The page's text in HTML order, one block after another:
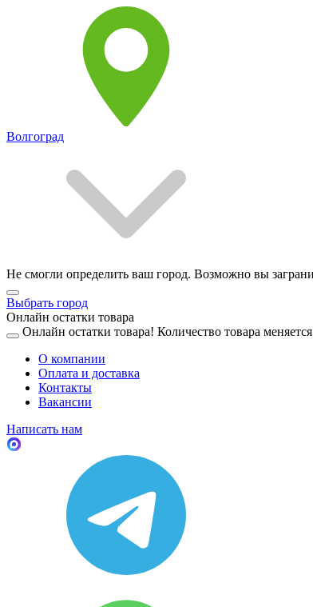
Волгоград
Не смогли определить ваш город. Возможно вы
Выбрать город
Онлайн остатки товара
Онлайн остатки товара! Количество товара
О компании
Оплата и доставка
Контакты
Вакансии
Написать нам